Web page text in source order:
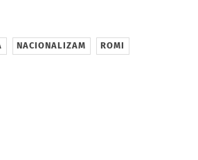
NACIONALIZAM ROMI